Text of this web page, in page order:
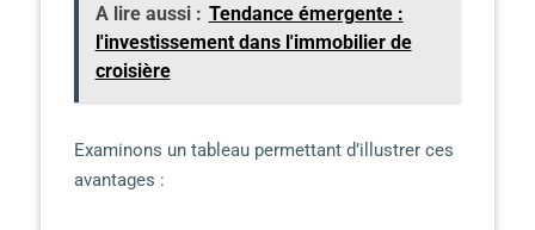
A lire aussi : Tendance émergente :
l'investissement dans l'immobilier de
croisière
Examinons un tableau permettant d’illustrer ces
avantages :